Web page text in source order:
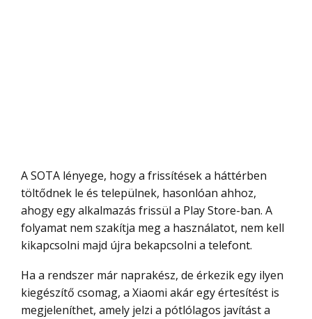
A SOTA lényege, hogy a frissítések a háttérben
töltődnek le és települnek, hasonlóan ahhoz,
ahogy egy alkalmazás frissül a Play Store-ban. A
folyamat nem szakítja meg a használatot, nem kell
kikapcsolni majd újra bekapcsolni a telefont.
Ha a rendszer már naprakész, de érkezik egy ilyen
kiegészítő csomag, a Xiaomi akár egy értesítést is
megjeleníthet, amely jelzi a pótlólagos javítást a